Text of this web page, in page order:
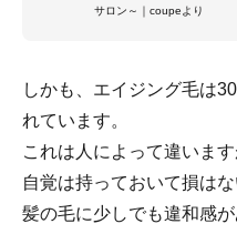
サロン～｜coupeより
しかも、エイジング毛は
れています。
これは人によって違いま
自覚は持っておいて損はな
髪の毛に少しでも違和感